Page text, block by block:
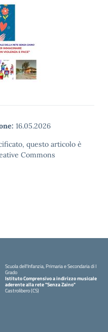
16.05.2026
questo articolo è
Commons
Scuola dell'Infanzia, Primaria e Secondaria di I
Grado
Istituto Comprensivo a indirizzo musicale
aderente alla rete "Senza Zaino"
Castrolibero (CS)